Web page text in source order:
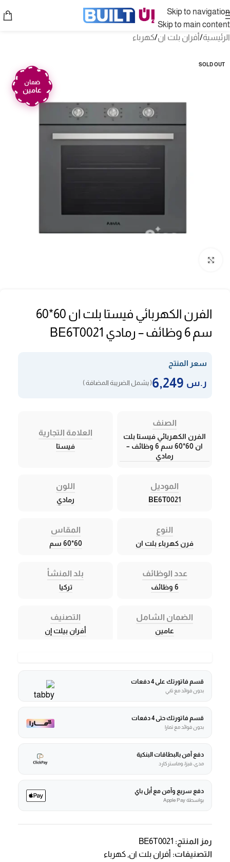
Skip to navigation
Skip to main content
الرئيسية/أفران بلت ان/كهرباء
SOLD OUT
ضمان
عامين
الفرن الكهربائي فيستا بلت ان 60*60
سم 6 وظائف – رمادي BE6T0021
سعر المنتج
ر.س ( يشمل الضريبة المضافة )
الصنف
الفرن الكهربائي فيستا بلت
ان 60*60 سم 6 وظائف –
رمادي
العلامة التجارية
فيستا
الموديل
BE6T0021
اللون
رمادي
النوع
فرن كهرباء بلت ان
المقاس
60*60 سم
عدد الوظائف
6 وظائف
بلد المنشأ
تركيا
الضمان الشامل
عامين
التصنيف
أفران بيلت إن
قسم فاتورتك على 4 دفعات
بدون فوائد مع تابي
قسم فاتورتك حتى 4 دفعات
بدون فوائد مع تمارا
دفع آمن بالبطاقات البنكية
مدى، فيزا، وماستركارد
دفع سريع وآمن مع أبل باي
بواسطة Apple Pay
رمز المنتج: BE6T0021
التصنيفات: أفران بلت ان, كهرباء